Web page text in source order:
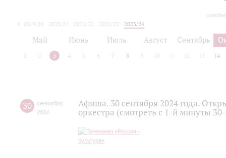
2019/20 2020/21 2021/22 2022/23
2023/24
Май Июнь Июль Август Сентябрь
1 2 3 4 5 6 7 8 9 10 12 13 14
30 сентября
2024
Афиша. 30 сентября 2024 года.
оркестра (смотреть с 1-й минуты